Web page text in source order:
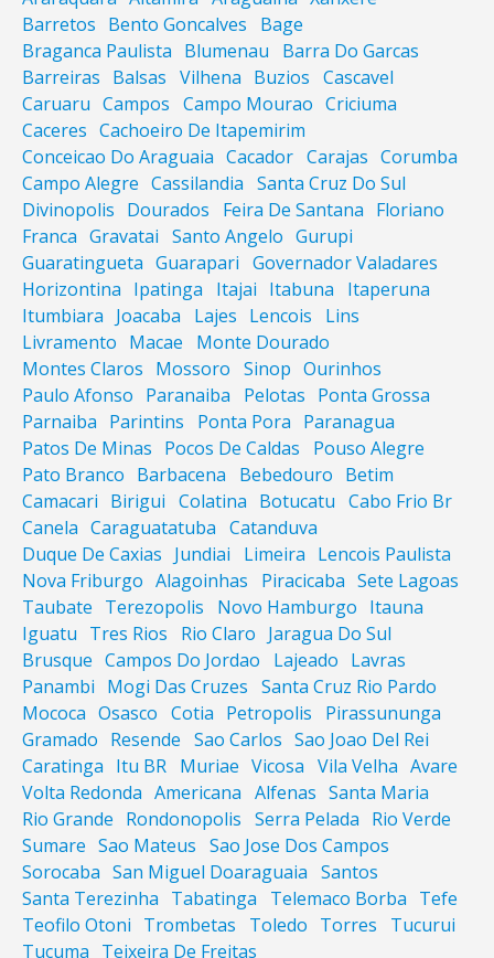
Barretos Bento Goncalves
Bage
Braganca Paulista Blumenau
Barra Do Garcas
Barreiras Balsas Vilhena Buzios Cascavel
Caruaru Campos Campo Mourao Criciuma
Caceres Cachoeiro De Itapemirim
Conceicao Do Araguaia Cacador Carajas Corumba
Campo Alegre Cassilandia Santa Cruz Do Sul
Divinopolis Dourados Feira De Santana Floriano
Franca Gravatai Santo Angelo Gurupi
Guaratingueta Guarapari Governador Valadares
Horizontina Ipatinga Itajai Itabuna
Itaperuna
Itumbiara Joacaba Lajes Lencois
Lins
Livramento Macae
Monte Dourado
Montes Claros Mossoro Sinop Ourinhos
Paulo Afonso Paranaiba Pelotas Ponta Grossa
Parnaiba Parintins Ponta Pora Paranagua
Patos De Minas Pocos De Caldas
Pouso Alegre
Pato Branco Barbacena Bebedouro Betim
Camacari Birigui Colatina Botucatu Cabo Frio Br
Canela Caraguatatuba Catanduva
Duque De Caxias Jundiai Limeira Lencois Paulista
Nova Friburgo Alagoinhas Piracicaba Sete Lagoas
Taubate Terezopolis Novo Hamburgo Itauna
Iguatu Tres Rios Rio Claro Jaragua Do Sul
Brusque Campos Do Jordao Lajeado Lavras
Panambi Mogi Das Cruzes Santa Cruz Rio Pardo
Mococa Osasco Cotia Petropolis
Pirassununga
Gramado Resende Sao Carlos Sao Joao Del Rei
Caratinga Itu BR Muriae Vicosa Vila Velha Avare
Volta Redonda Americana Alfenas Santa Maria
Rio Grande Rondonopolis Serra Pelada Rio Verde
Sumare Sao Mateus Sao Jose Dos Campos
Sorocaba San Miguel Doaraguaia Santos
Santa Terezinha Tabatinga Telemaco Borba Tefe
Teofilo Otoni Trombetas Toledo Torres
Tucurui
Tucuma Teixeira De Freitas